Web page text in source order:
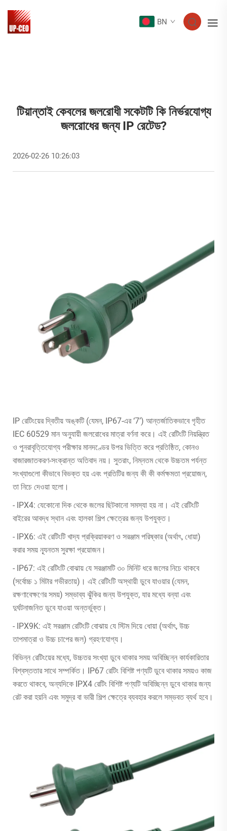
BN
টিয়ান্তাই কেবলের জলরোধী সকেটটি কি নির্ভরযোগ্য
জলরোধের জন্য IP রেটেড?
2026-02-26 10:26:03
IP রেটিংয়ের দ্বিতীয় অঙ্কটি (যেমন, IP67-এর ‘7’) আন্তর্জাতিকভাবে গৃহীত
IEC 60529 মান অনুযায়ী জলরোধের মাত্রা বর্ণনা করে। এই রেটিংটি নিয়ন্ত্রিত
ও পুনরাবৃত্তিযোগ্য পরীক্ষার মানদণ্ডের উপর ভিত্তি করে প্রতিষ্ঠিত, কোনও
বাজারজাতকরণ-সংক্রান্ত অতিবাদ নয়। সুতরাং, নিম্নতম থেকে উচ্চতম পর্যন্ত
সংখ্যাগুলো কীভাবে বিভক্ত হয় এবং প্রতিটির জন্য কী কী কর্মক্ষমতা প্রয়োজন,
তা নিচে দেওয়া হলো।
- IPX4: যেকোনো দিক থেকে জলের ছিটকানো সমস্যা হয় না। এই রেটিংটি
বাইরের আবদ্ধ স্থান এবং হালকা শিল্প ক্ষেত্রের জন্য উপযুক্ত।
- IPX6: এই রেটিংটি খাদ্য প্রক্রিয়াকরণ ও সরঞ্জাম পরিষ্কার (অর্থাৎ, ধোয়া)
করার সময় ন্যূনতম সুরক্ষা প্রয়োজন।
- IP67: এই রেটিংটি বোঝায় যে সরঞ্জামটি ৩০ মিনিট ধরে জলের নিচে থাকবে
(সর্বোচ্চ ১ মিটার গভীরতায়)। এই রেটিংটি অস্থায়ী ডুবে যাওয়ার (যেমন,
রক্ষণাবেক্ষণের সময়) সম্ভাব্য ঝুঁকির জন্য উপযুক্ত, যার মধ্যে বন্যা এবং
দুর্ঘটনাজনিত ডুবে যাওয়া অন্তর্ভুক্ত।
- IPX9K: এই সরঞ্জাম রেটিংটি বোঝায় যে স্টিম দিয়ে ধোয়া (অর্থাৎ, উচ্চ
তাপমাত্রা ও উচ্চ চাপের জল) গ্রহণযোগ্য।
বিভিন্ন রেটিংয়ের মধ্যে, উচ্চতর সংখ্যা ডুবে থাকার সময় অবিচ্ছিন্ন কার্যকারিতার
বিশ্বস্ততার সাথে সম্পর্কিত। IP67 রেটিং বিশিষ্ট পণ্যটি ডুবে থাকার সময়ও কাজ
করতে থাকবে, অন্যদিকে IPX4 রেটিং বিশিষ্ট পণ্যটি অবিচ্ছিন্ন ডুবে থাকার জন্য
রেট করা হয়নি এবং সমুদ্র বা ভারী শিল্প ক্ষেত্রে ব্যবহার করলে সম্ভবত ব্যর্থ হবে।